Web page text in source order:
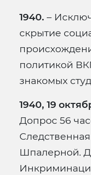
1940. –
скрытие
политикой
знакомых
1940, 19
Допрос 56
Шпалерной.